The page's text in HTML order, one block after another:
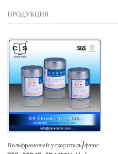
ПРОДУКЦИЯ
Вольфрамовый ускоритель/флюс